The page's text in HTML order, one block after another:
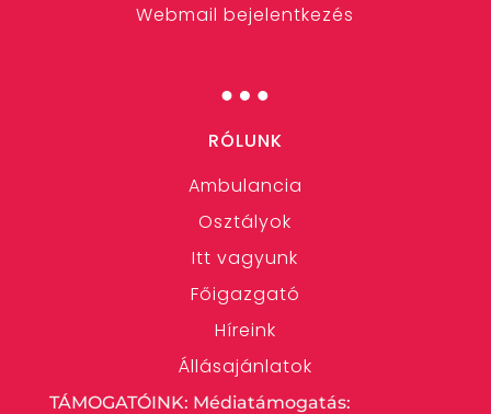
Webmail bejelentkezés
…
RÓLUNK
Ambulancia
Osztályok
Itt vagyunk
Főigazgató
Híreink
Állásajánlatok
TÁMOGATÓINK: Médiatámogatás: